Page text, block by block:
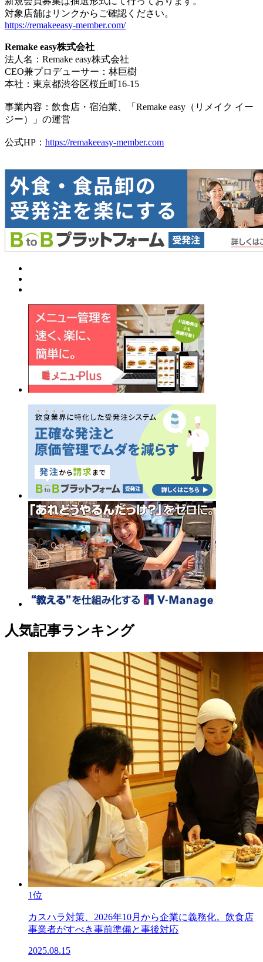
対象店舗はリンクからご確認ください。
https://remakeeasy-member.com/
Remake easy株式会社
法人名：Remake easy株式会社
CEO兼プロデューサー：林巨樹
本社：東京都渋谷区桜丘町16-15
事業内容：飲食店・宿泊業、「Remake easy（リメイク イー
ジー）」の運営
公式HP： https://remakeeasy-member.com
人気記事ランキング
1位
カスハラ対策、2026年10月から企業に義務化。飲食店
事業者がすべき事前準備と事後対応
2025.08.15